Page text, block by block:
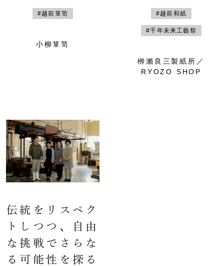
#越前箪笥
小柳箪笥
#越前和紙
#千年未来工藝祭
栁瀨良三製紙所／
RYOZO SHOP
伝統をリスペク
トしつつ、自由
な挑戦でさらな
る可能性を探る